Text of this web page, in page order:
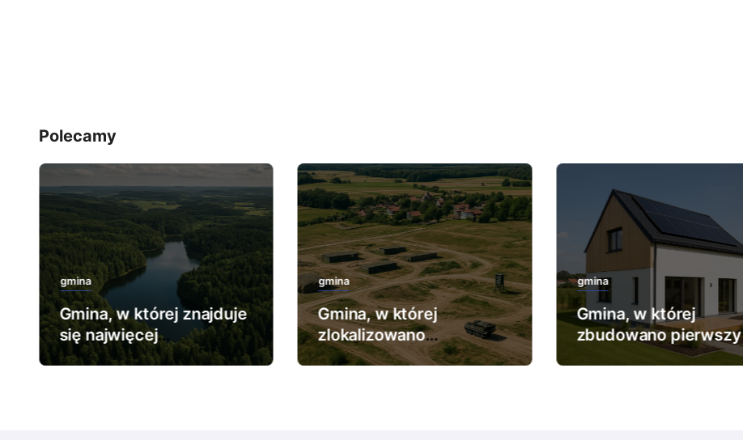
Polecamy
gmina
Gmina, w której znajduje
się najwięcej
rezerwatów leśnych.
gmina
Gmina, w której
zlokalizowano
największy poligon
gmina
Gmina, w której
zbudowano pierwszy
dom pasywny.